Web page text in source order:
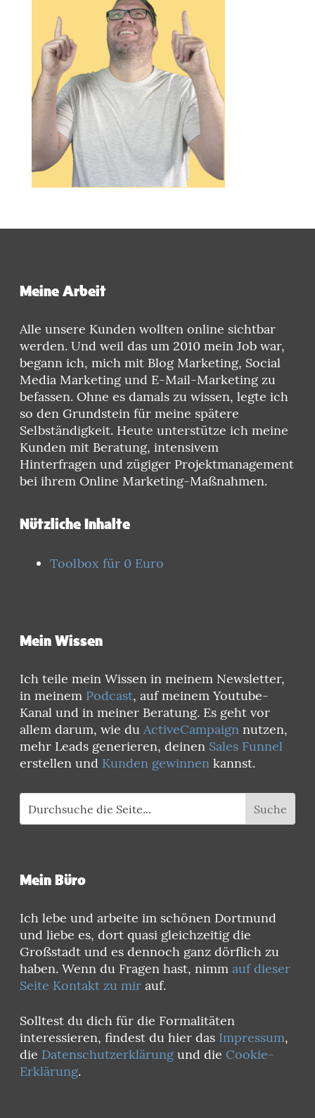
Meine Arbeit
Alle unsere Kunden wollten online sichtbar
werden. Und weil das um 2010 mein Job war,
begann ich, mich mit Blog Marketing, Social
Media Marketing und E-Mail-Marketing zu
befassen. Ohne es damals zu wissen, legte ich
so den Grundstein für meine spätere
Selbständigkeit. Heute unterstütze ich meine
Kunden mit Beratung, intensivem
Hinterfragen und zügiger Projektmanagement
bei ihrem Online Marketing-Maßnahmen.
Nützliche Inhalte
Toolbox für 0 Euro
Mein Wissen
Ich teile mein Wissen in meinem Newsletter,
in meinem Podcast, auf meinem Youtube-
Kanal und in meiner Beratung. Es geht vor
allem darum, wie du ActiveCampaign nutzen,
mehr Leads generieren, deinen Sales Funnel
erstellen und Kunden gewinnen kannst.
Mein Büro
Ich lebe und arbeite im schönen Dortmund
und liebe es, dort quasi gleichzeitig die
Großstadt und es dennoch ganz dörflich zu
haben. Wenn du Fragen hast, nimm auf dieser
Seite Kontakt zu mir auf.
Solltest du dich für die Formalitäten
interessieren, findest du hier das Impressum,
die Datenschutzerklärung und die Cookie-
Erklärung.